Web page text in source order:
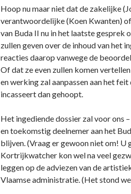
Hoop nu maar niet dat de zakelijke
verantwoordelijke (Koen Kwanten)
van Buda II nu in het laatste gesprek
zullen geven over de inhoud van het
reacties daarop vanwege de
Of dat ze even zullen komen
en werking zal aanpassen aan het
incasseert dan gehoopt.
Het ingediende dossier zal voor ons
en toekomstig deelnemer aan het
blijven. (Vraag er gewoon niet om! U
Kortrijkwatcher kon wel na veel
leggen op de adviezen van de
Vlaamse administratie. (Het stond